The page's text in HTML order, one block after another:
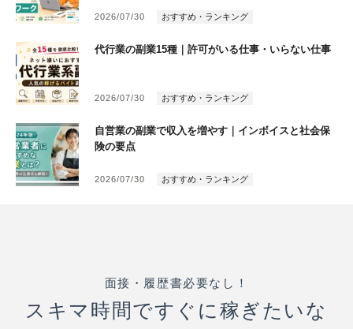
2026/07/30 おすすめ・ランキング
代行業の副業15種｜許可がいる仕事・いらない仕事
2026/07/30 おすすめ・ランキング
自営業の副業で収入を増やす｜インボイスと社会保
険の要点
2026/07/30 おすすめ・ランキング
面接・履歴書必要なし！
スキマ時間ですぐに稼ぎたいな